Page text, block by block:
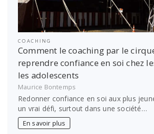
COACHING
Comment le coaching par le
reprendre confiance en soi chez
les adolescents
Maurice Bontemps
Redonner confiance en soi aux plus
un vrai défi, surtout dans une société…
En savoir plus